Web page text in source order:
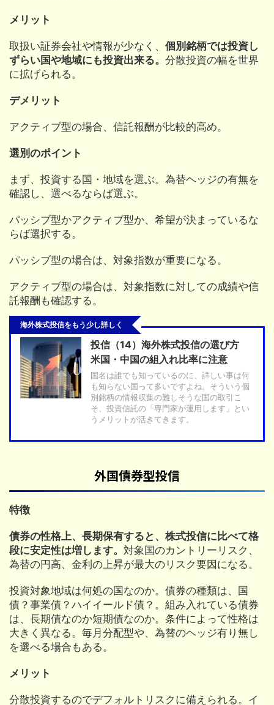
メリット
取扱い証券会社や情報が少なく、 個別銘柄では投資し
ずらい国や地域にも投資出来る。 分散投資の幅を世界
に拡げられる。
デメリット
アクティブ型の場合、信託報酬が比較的高め。
選別のポイント
まず、投資する国・地域を選ぶ。為替ヘッジの有無を
確認し、選べるならば選ぶ。
パッシブ型かアクティブ型か、希望が決まっているな
らば選択する。
パッシブ型の場合は、対象指数が重要になる。
アクティブ型の場合は、対象指数に対しての成績や信
託報酬も確認する。
海外株式投信をもう少し詳しく
投信（14）海外株式投信の選び方
米国・中国の組入れ比率に注意
国名は誰でも知っているのに、詳しい事は何
も知らない国って多いですよね。そういう個
別銘柄の情報収集の難しそうな国の取引こ
そ、投資信託の「専門家が運用します」とい
うメリットが活きてきます。
外国債券型投信
特徴
債券の性格上、長期保有すると、株式投信に比べて格
段に安定性は増します。 対象国のカントリーリスク、
為替の円高、金利の上昇が最大のリスク要因になる。
投資対象地域は何処の国なのか。債券の種類は、国
債？事業債？ハイイールド債？。組み入れている債券
は、長期債なのか短期債なのか。条件によって性格は
大きく異なる。毎月分配型や、為替のヘッジ有り無し
を選べる場合もある。
メリット
分散投資するのでデフォルトリスクに備えられる。イ